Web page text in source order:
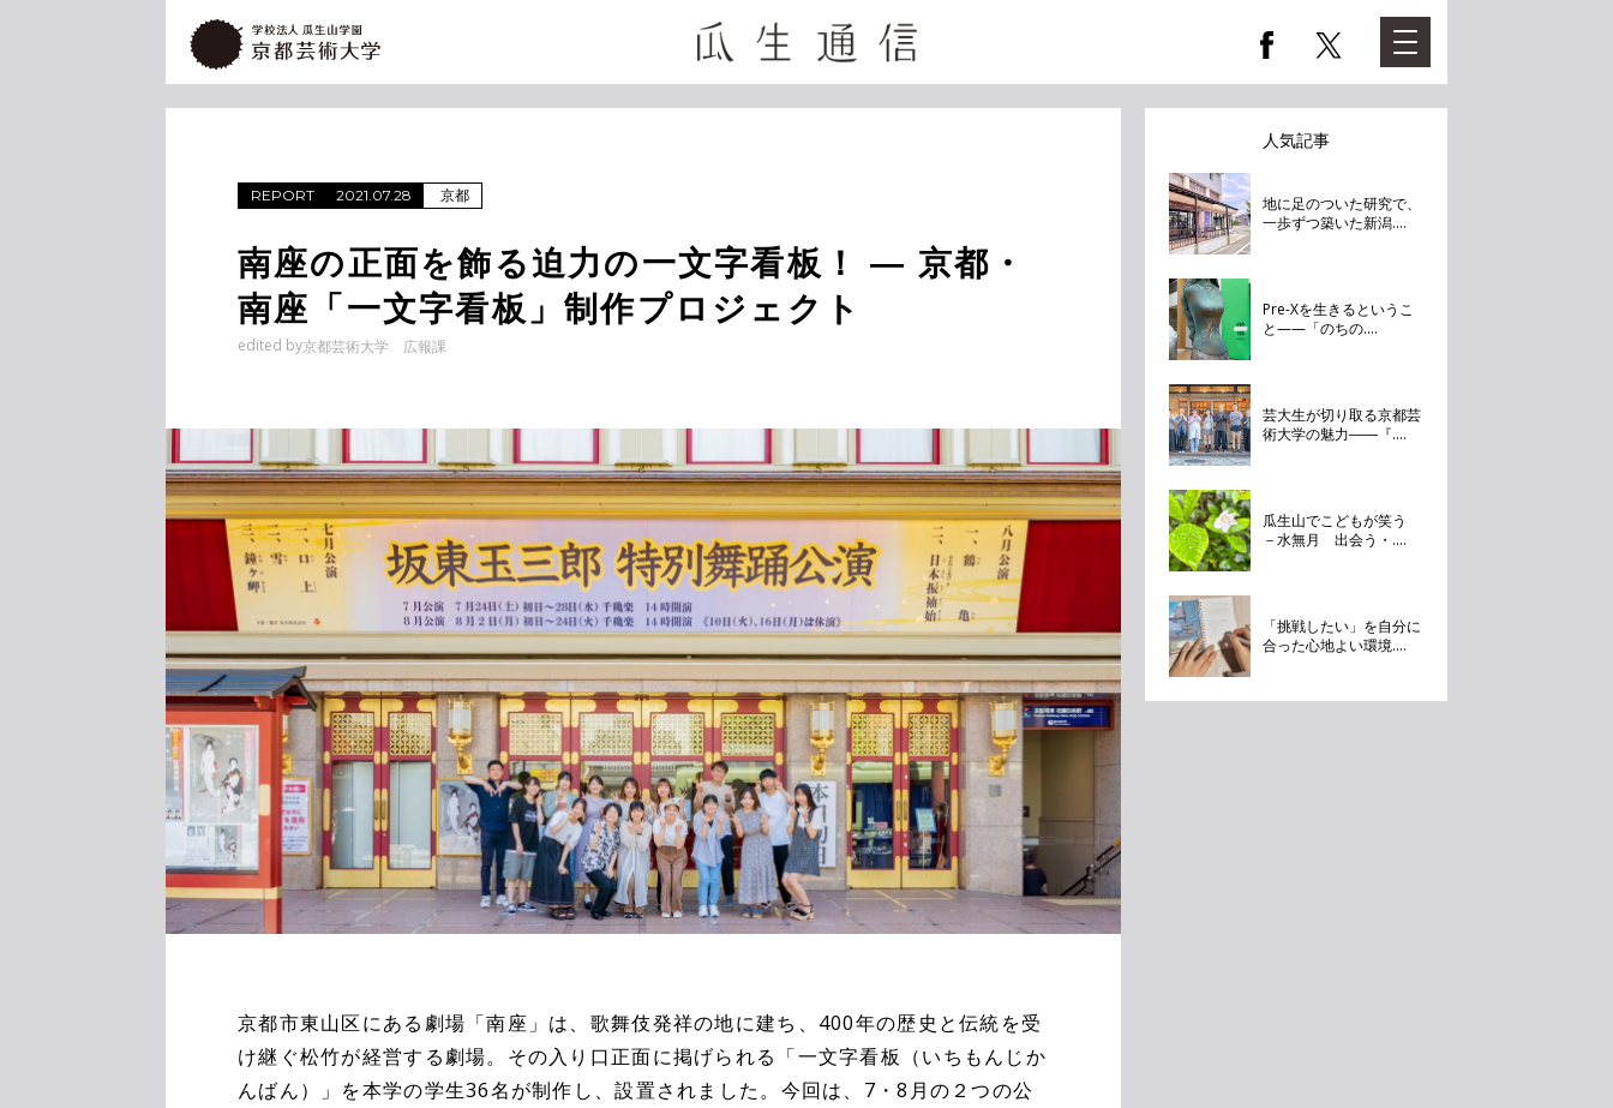
REPORT 2021.07.28 京都
南座の正面を飾る迫力の一文字看板！ ― 京都・
南座「一文字看板」制作プロジェクト
edited by京都芸術大学 広報課
京都市東山区にある劇場「南座」は、歌舞伎発祥の地に建ち、400年の歴史と伝統を受
け継ぐ松竹が経営する劇場。その入り口正面に掲げられる「一文字看板（いちもんじか
んばん）」を本学の学生36名が制作し、設置されました。今回は、7・8月の２つの公
人気記事
地に足のついた研究で、
一歩ずつ築いた新潟....
Pre-Xを生きるというこ
と——「のちの....
芸大生が切り取る京都芸
術大学の魅力――『....
瓜生山でこどもが笑う
－水無月 出会う・....
「挑戦したい」を自分に
合った心地よい環境....